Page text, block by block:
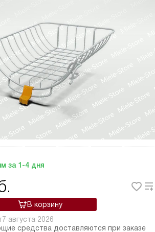
за 1-4 дня
В корзину
7 августа 2026
средства доставляются при заказе